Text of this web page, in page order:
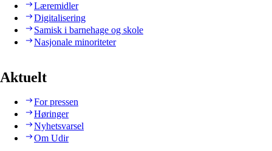
Læremidler
Digitalisering
Samisk i barnehage og skole
Nasjonale minoriteter
Aktuelt
For pressen
Høringer
Nyhetsvarsel
Om Udir